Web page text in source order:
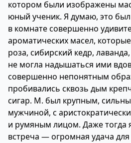
котором были изображены
юный ученик. Я думаю, это
в комнате совершенно
ароматических масел,
роза, сибирский кедр,
не могла надышаться ими
совершенно непонятным
пробивались сквозь дым
сигар. М. был крупным,
мужчиной, с
и румяным лицом. Даже тогда
встреча — огромная удача